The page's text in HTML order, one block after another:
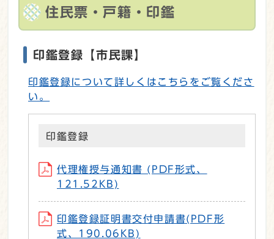
住民票・戸籍・印鑑
印鑑登録【市民課】
印鑑登録について詳しくはこちらをご覧くださ
い。
印鑑登録
代理権授与通知書 (PDF形式、
121.52KB)
印鑑登録証明書交付申請書(PDF形
式、190.06KB)